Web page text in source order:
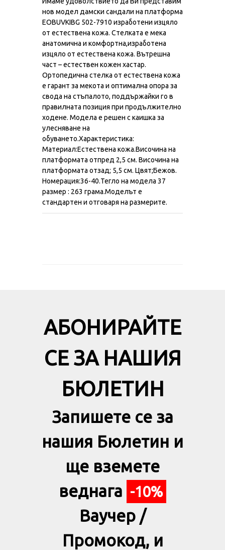
нов модел дамски сандали на платформа
EOBUVKIBG 502-7910 изработени изцяло
от естествена кожа. Стелката е мека
анатомична и комфортна,изработена
изцяло от естествена кожа. Вътрешна
част – естествен кожен хастар.
Ортопедична стелка от естествена кожа
е гарант за мекота и оптимална опора за
свода на стъпалото, поддържайки го в
правилната позиция при продължително
ходене. Модела е решен с каишка за
улесняване на
обуването.Характеристика:
Материал:Естествена кожа.Височина на
платформата отпред 2,5 см. Височина на
платформата отзад; 5,5 см. Цвят;Бежов.
Номерация:36-40.Тегло на модела 37
размер : 263 грама.Моделът е
стандартен и отговаря на размерите.
АБОНИРАЙТЕ
СЕ ЗА НАШИЯ
БЮЛЕТИН
Запишете се за
нашия Бюлетин и
ще вземете
веднага -10%
Ваучер /
Промокод, и